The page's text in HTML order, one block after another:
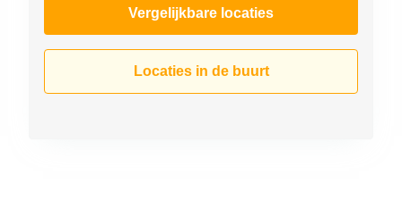
Vergelijkbare locaties
Locaties in de buurt